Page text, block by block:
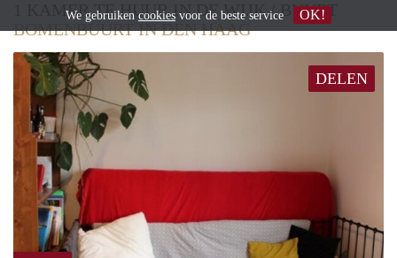
1 KAMER TE HUUR IN DE WIJK / BUURT
BOMENBUURT IN DEN HAAG
DELEN
We gebruiken cookies voor de beste service OK!